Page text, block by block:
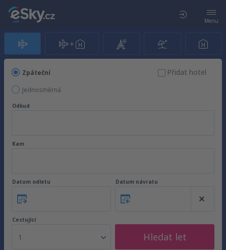
Menu
Zpáteční
Jednosměrná
Přidat hotel
Odkud
Kam
Datum odletu Datum návratu
Cestující
1 Hledat let